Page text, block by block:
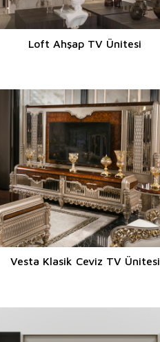
Loft Ahşap TV Ünitesi
Vesta Klasik Ceviz TV Ünitesi